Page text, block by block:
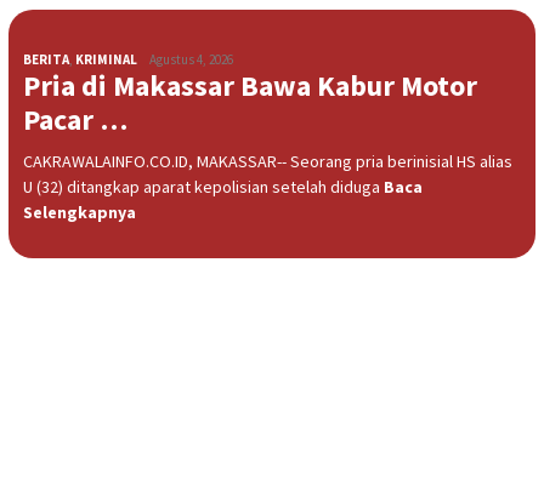
BERITA, KRIMINAL Agustus 4, 2026
Pria di Makassar Bawa Kabur Motor
Pacar …
CAKRAWALAINFO.CO.ID, MAKASSAR-- Seorang pria berinisial HS alias
U (32) ditangkap aparat kepolisian setelah diduga Baca
Selengkapnya